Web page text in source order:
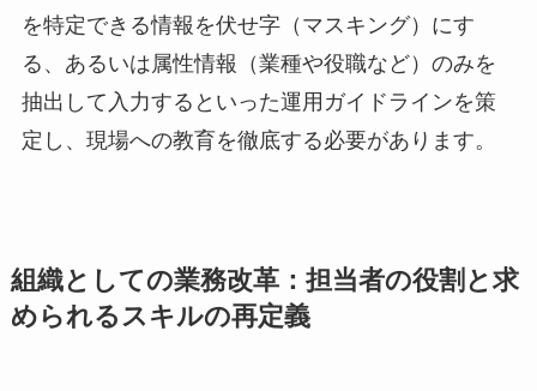
を特定できる情報を伏せ字（マスキング）にす
る、あるいは属性情報（業種や役職など）のみを
抽出して入力するといった運用ガイドラインを策
定し、現場への教育を徹底する必要があります。
組織としての業務改革：担当者の役割と求
められるスキルの再定義